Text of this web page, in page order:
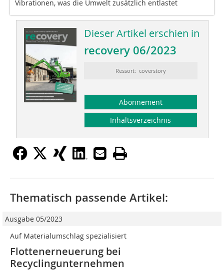
Vibrationen, was die Umwelt zusätzlich entlastet
Dieser Artikel erschien in
recovery 06/2023
Ressort: coverstory
Abonnement
Inhaltsverzeichnis
Thematisch passende Artikel:
Ausgabe 05/2023
Auf Materialumschlag spezialisiert
Flottenerneuerung bei
Recyclingunternehmen